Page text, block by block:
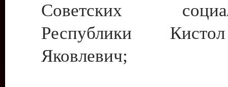
Советских
Республики
Яковлевич;